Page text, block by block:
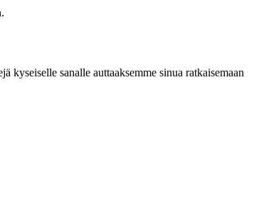
kyseiselle sanalle auttaaksemme sinua ratkaisemaan